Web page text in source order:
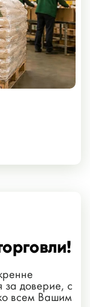
за доверие, с
всем Вашим